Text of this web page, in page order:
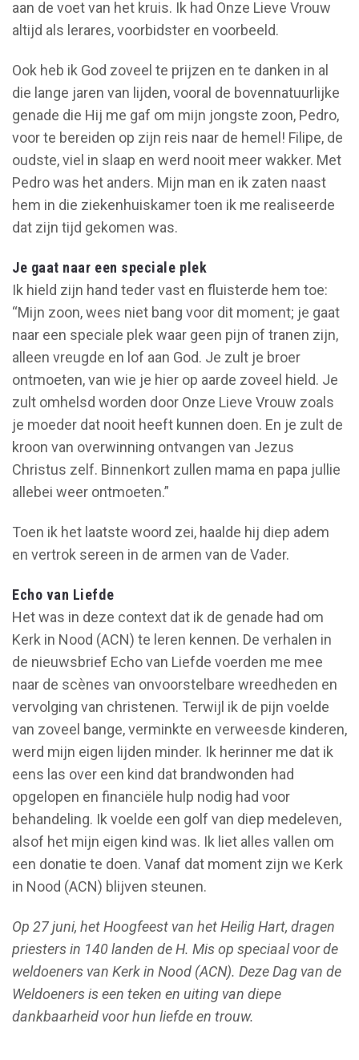
aan de voet van het kruis. Ik had Onze Lieve Vrouw
altijd als lerares, voorbidster en voorbeeld.
Ook heb ik God zoveel te prijzen en te danken in al
die lange jaren van lijden, vooral de bovennatuurlijke
genade die Hij me gaf om mijn jongste zoon, Pedro,
voor te bereiden op zijn reis naar de hemel! Filipe, de
oudste, viel in slaap en werd nooit meer wakker. Met
Pedro was het anders. Mijn man en ik zaten naast
hem in die ziekenhuiskamer toen ik me realiseerde
dat zijn tijd gekomen was.
Je gaat naar een speciale plek
Ik hield zijn hand teder vast en fluisterde hem toe:
“Mijn zoon, wees niet bang voor dit moment; je gaat
naar een speciale plek waar geen pijn of tranen zijn,
alleen vreugde en lof aan God. Je zult je broer
ontmoeten, van wie je hier op aarde zoveel hield. Je
zult omhelsd worden door Onze Lieve Vrouw zoals
je moeder dat nooit heeft kunnen doen. En je zult de
kroon van overwinning ontvangen van Jezus
Christus zelf. Binnenkort zullen mama en papa jullie
allebei weer ontmoeten.”
Toen ik het laatste woord zei, haalde hij diep adem
en vertrok sereen in de armen van de Vader.
Echo van Liefde
Het was in deze context dat ik de genade had om
Kerk in Nood (ACN) te leren kennen. De verhalen in
de nieuwsbrief Echo van Liefde voerden me mee
naar de scènes van onvoorstelbare wreedheden en
vervolging van christenen. Terwijl ik de pijn voelde
van zoveel bange, verminkte en verweesde kinderen,
werd mijn eigen lijden minder. Ik herinner me dat ik
eens las over een kind dat brandwonden had
opgelopen en financiële hulp nodig had voor
behandeling. Ik voelde een golf van diep medeleven,
alsof het mijn eigen kind was. Ik liet alles vallen om
een donatie te doen. Vanaf dat moment zijn we Kerk
in Nood (ACN) blijven steunen.
Op 27 juni, het Hoogfeest van het Heilig Hart, dragen
priesters in 140 landen de H. Mis op speciaal voor de
weldoeners van Kerk in Nood (ACN). Deze Dag van de
Weldoeners is een teken en uiting van diepe
dankbaarheid voor hun liefde en trouw.